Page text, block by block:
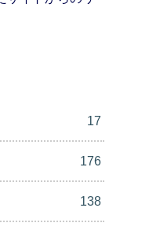
17
176
138